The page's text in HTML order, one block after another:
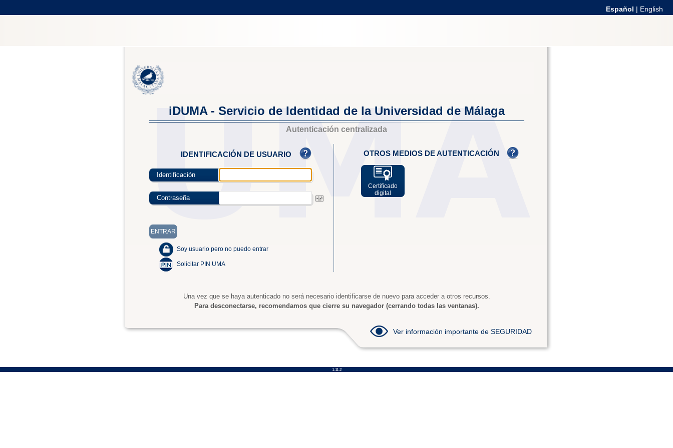
Español | English
iDUMA - Servicio de Identidad de la Universidad de Málaga
Autenticación centralizada
IDENTIFICACIÓN DE USUARIO
Identificación
Contraseña
Soy usuario pero no puedo entrar
Solicitar PIN UMA
OTROS MEDIOS DE AUTENTICACIÓN
Certificado
digital
Una vez que se haya autenticado no será necesario identificarse de nuevo para acceder a otros recursos.
Para desconectarse, recomendamos que cierre su navegador (cerrando todas las ventanas).
Ver información importante de SEGURIDAD
1.11.2